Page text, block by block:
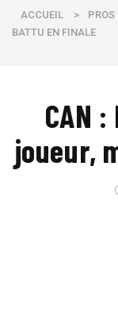
ACCUEIL > PROS
BATTU EN FINALE
CAN
joueur,